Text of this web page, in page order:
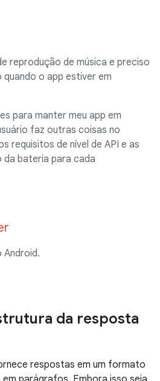
reprodução de música e preciso
o app estiver em
para manter meu app em
faz outras coisas no
requisitos de nível de API e as
da bateria para cada
Android.
da resposta
respostas em um formato